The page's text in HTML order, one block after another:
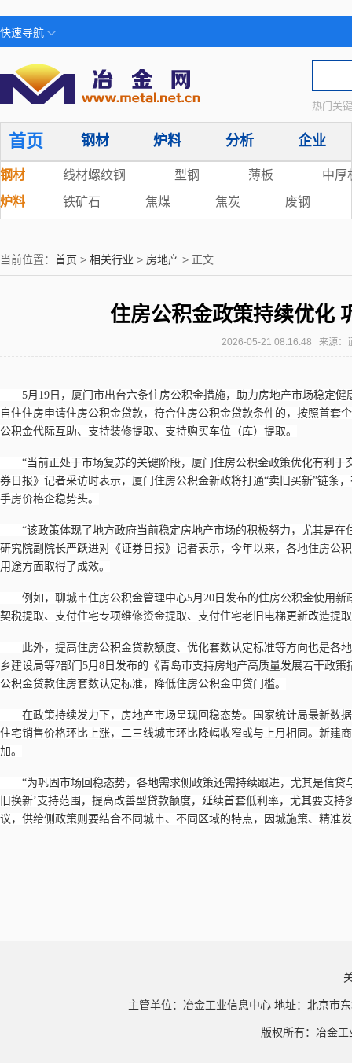
快速导航
热门关
首页 钢材 炉料 分析 企业
钢材 线材螺纹钢 型钢 薄板
中厚
炉料
铁矿石 焦煤 焦炭 废钢
当前位置： 首页 > 相关行业 > 房地产 > 正文
住房公积金政策持续优化
2026-05-21 08:16:48 来源
5月19日，厦门市出台六条住房公积金措施，助力房地产市场稳定健
自住住房申请住房公积金贷款，符合住房公积金贷款条件的，按照首套
公积金代际互助、支持装修提取、支持购买车位（库）提取。
“当前正处于市场复苏的关键阶段，厦门住房公积金政策优化有利
券日报》记者采访时表示，厦门住房公积金新政将打通“卖旧买新”链条
手房价格企稳势头。
“该政策体现了地方政府当前稳定房地产市场的积极努力，尤其是
研究院副院长严跃进对《证券日报》记者表示，今年以来，各地住房公
用途方面取得了成效。
例如，聊城市住房公积金管理中心5月20日发布的住房公积金使用
契税提取、支付住宅专项维修资金提取、支付住宅老旧电梯更新改造提
此外，提高住房公积金贷款额度、优化套数认定标准等方向也是各
乡建设局等7部门5月8日发布的《青岛市支持房地产高质量发展若干政
公积金贷款住房套数认定标准，降低住房公积金申贷门槛。
在政策持续发力下，房地产市场呈现回稳态势。国家统计局最新数
住宅销售价格环比上涨，二三线城市环比降幅收窄或与上月相同。新建
加。
“为巩固市场回稳态势，各地需求侧政策还需持续跟进，尤其是信
旧换新’支持范围，提高改善型贷款额度，延续首套低利率，尤其要支
议，供给侧政策则要结合不同城市、不同区域的特点，因城施策、精准
主管单位：冶金工业信息中心 地址：北京市
版权所有：冶金